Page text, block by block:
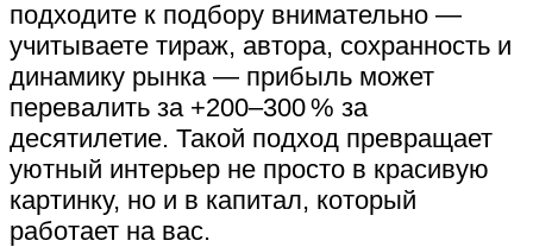
подходите к подбору внимательно —
учитываете тираж, автора, сохранность и
динамику рынка — прибыль может
перевалить за +200–300 % за
десятилетие. Такой подход превращает
уютный интерьер не просто в красивую
картинку, но и в капитал, который
работает на вас.